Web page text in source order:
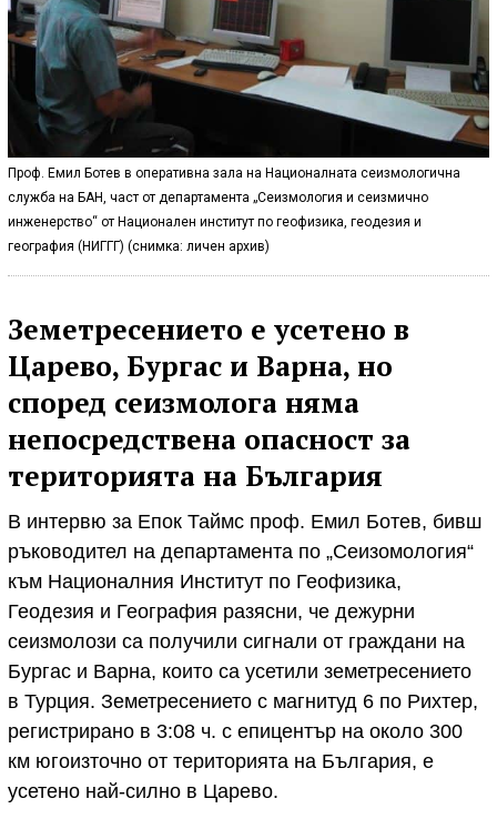
Проф. Емил Ботев в оперативна зала на Националната сеизмологична
служба на БАН, част от департамента „Сеизмология и сеизмично
инженерство“ от Национален институт по геофизика, геодезия и
география (НИГГГ) (снимка: личен архив)
Земетресението е усетено в
Царево, Бургас и Варна, но
според сеизмолога няма
непосредствена опасност за
територията на България
В интервю за Епок Таймс проф. Емил Ботев, бивш
ръководител на департамента по „Сеизомология“
към Националния Институт по Геофизика,
Геодезия и География разясни, че дежурни
сеизмолози са получили сигнали от граждани на
Бургас и Варна, които са усетили земетресението
в Турция. Земетресението с магнитуд 6 по Рихтер,
регистрирано в 3:08 ч. с епицентър на около 300
км югоизточно от територията на България, е
усетено най-силно в Царево.